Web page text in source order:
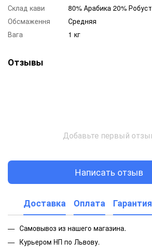
Склад кави
80% Арабика 20%
Обсмаження
Средняя
Вага
1 кг
Отзывы
Добавьте первый
Написать отзыв
Доставка Оплата Гарантия
Самовывоз из нашего магазина.
Курьером НП по Львову.